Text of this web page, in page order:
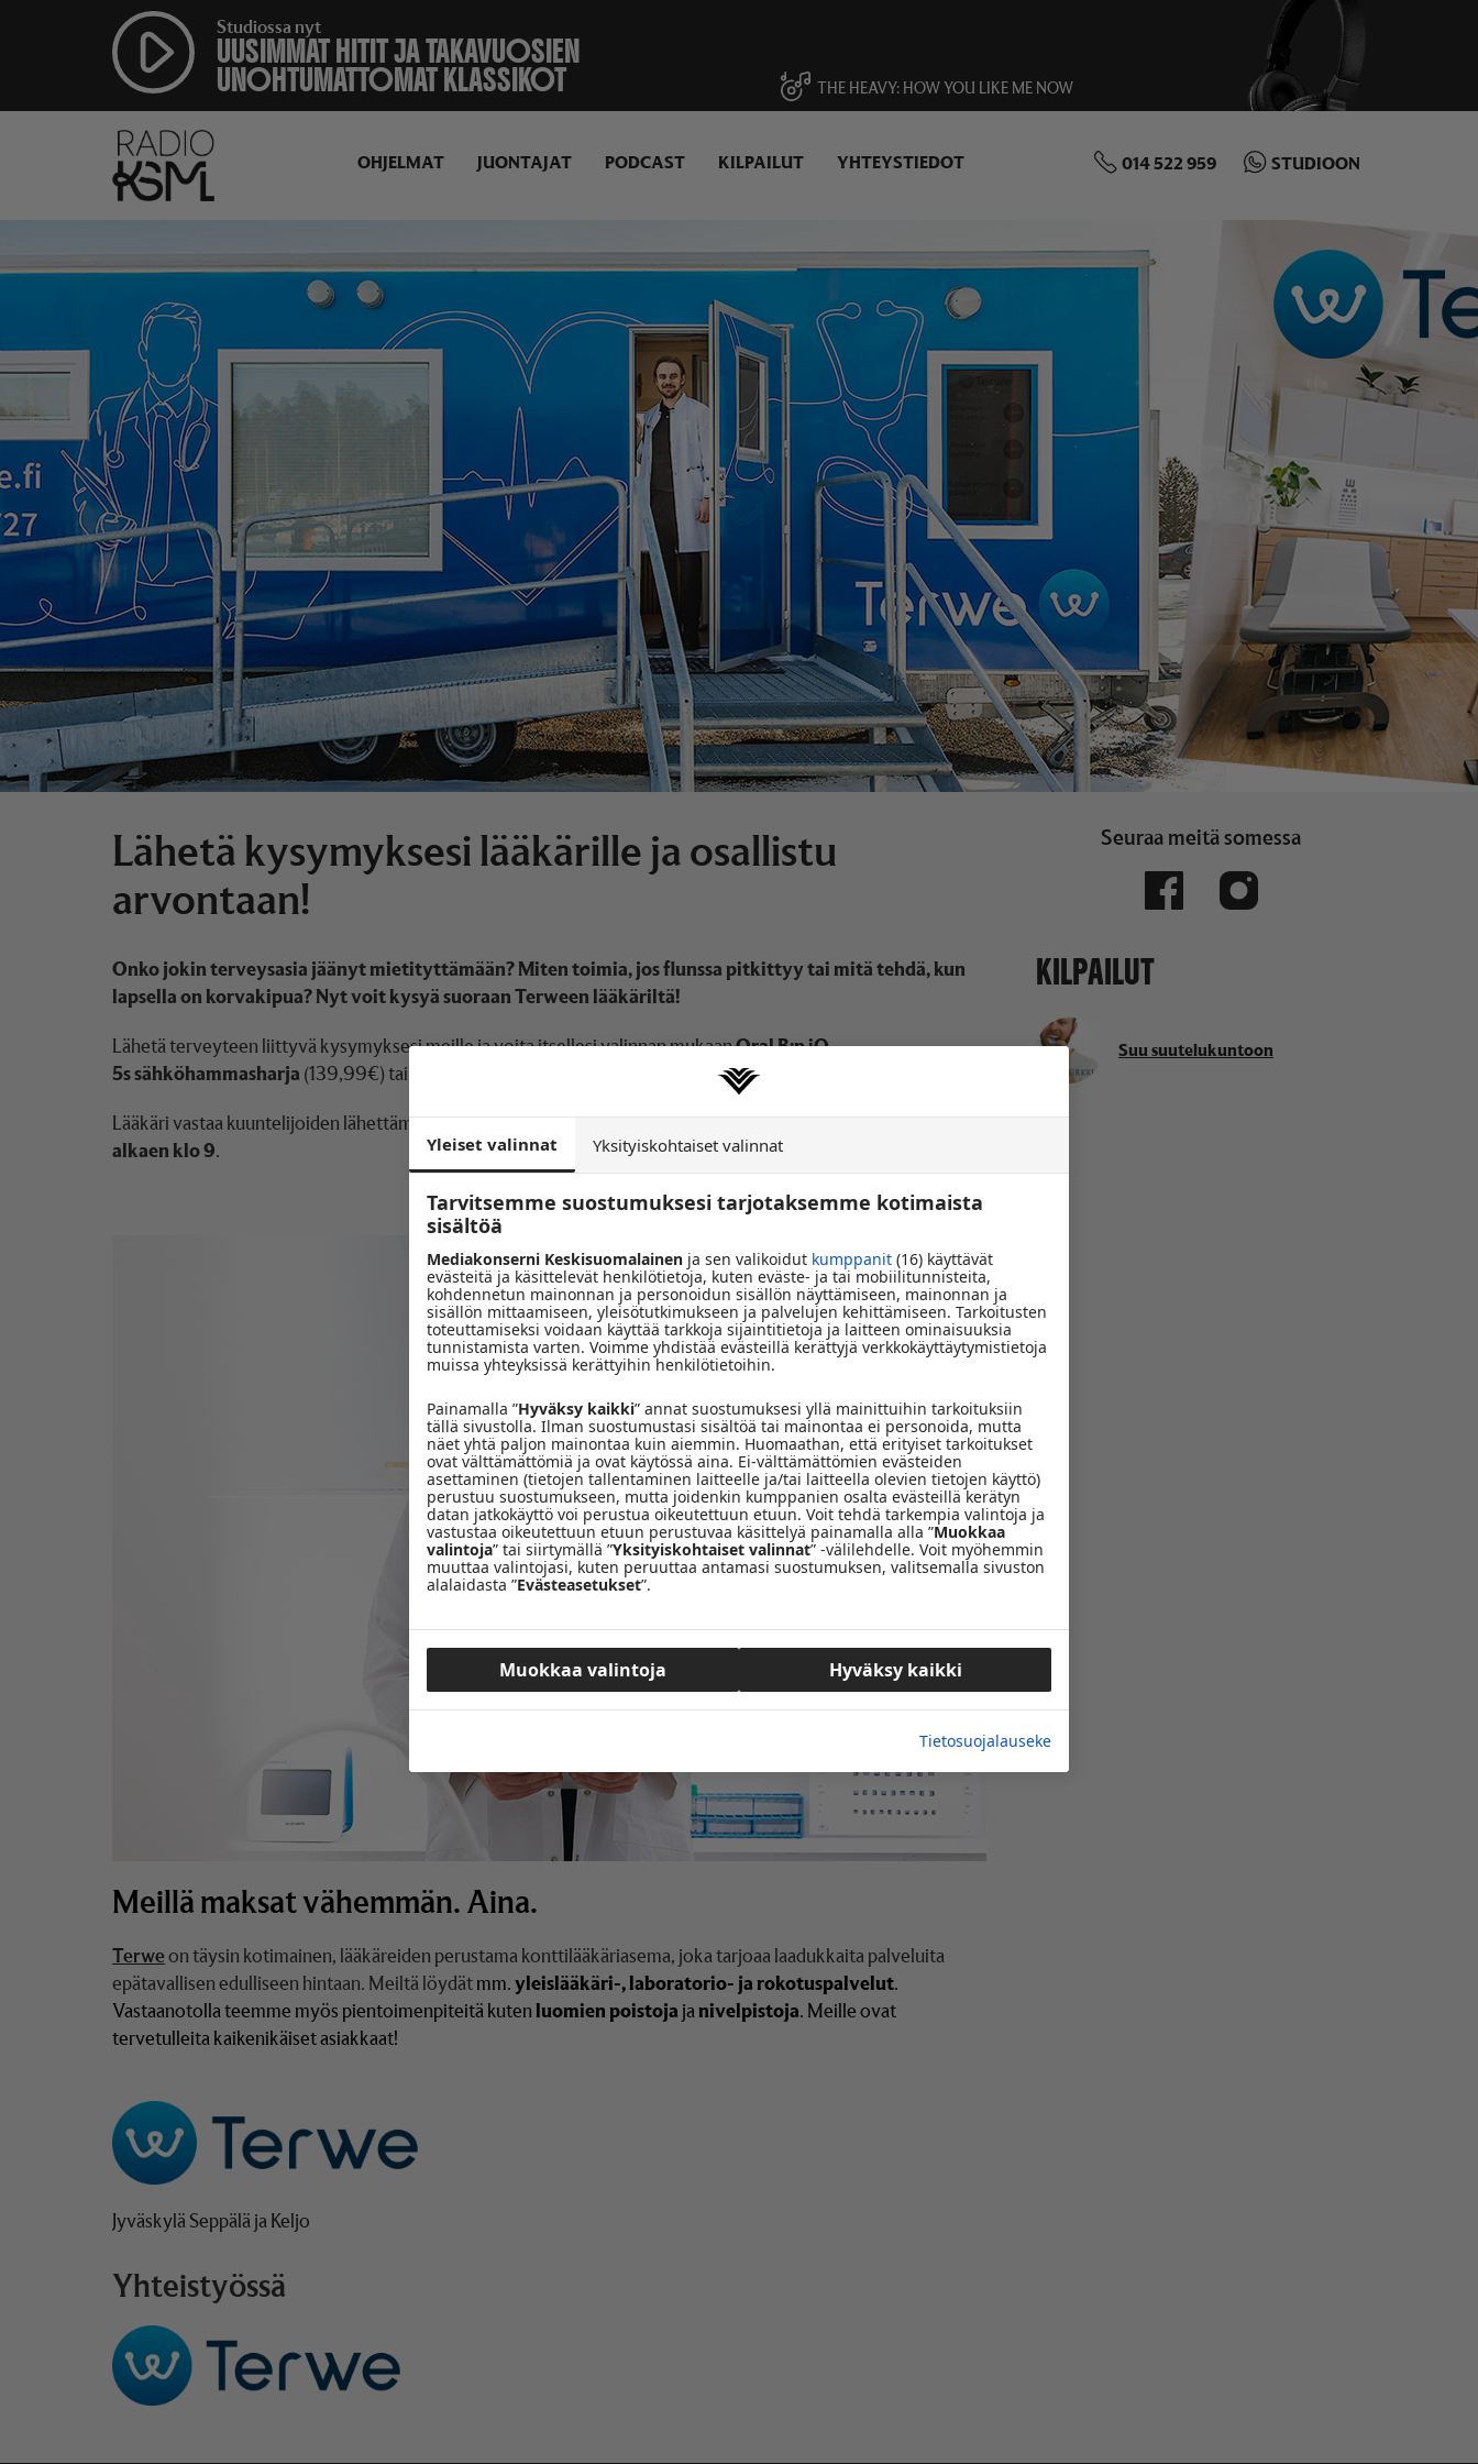
Studiossa nyt
UUSIMMAT HITIT JA TAKAVUOSIEN
UNOHTUMATTOMAT KLASSIKOT THE HEAVY HOW YOU LIKE ME NOW
OHJELMAT JUONTAJAT PODCAST KILPAILUT YHTEYSTIEDOT 014 522 959 STUDIOON
Lähetä kysymyksesi lääkärille ja osallistu
arvontaan!
Onko jokin terveysasia jäänyt mietityttämään? Miten toimia, jos flunssa pitkittyy tai mitä tehdä, kun
lapsella on korvakipua? Nyt voit kysyä suoraan Terween lääkäriltä!
Lähetä terveyteen liittyvä kysymyksesi meille ja voita itsellesi valinnan mukaanOral B:n iO
5s sähköhammasharja (139,99€) tai Miehen laaja laboratoriopaketti
Lääkäri vastaa kuuntelijoiden lähettämiin kysymyksiin Radio Keskisuomalaisen suorassa lähetyksessä25.11.
alkaen klo 9.
Meillä maksat vähemmän. Aina.
Terweon täysin kotimainen, lääkäreiden perustama konttilääkäriasema, joka tarjoaa laadukkaita palveluita
epätavallisen edulliseen hintaan. Meiltä löydätmm.yleislääkäri-, laboratorio- ja rokotuspalvelut.
Vastaanotolla teemme myös pientoimenpiteitä kutenluomien poistoja janivelpistoja. Meille ovat
tervetulleita kaikenikäiset asiakkaat!
Jyväskylä Seppälä ja Keljo
Yhteistyössä
Seuraa meitä somessa
KILPAILUT
Suu suutelukuntoon
Yleiset valinnat Yksityiskohtaiset valinnat
Tarvitsemme suostumuksesi tarjotaksemme kotimaista
sisältöä
Mediakonserni Keskisuomalainen ja sen valikoidut kumppanit (16) käyttävät
evästeitä ja käsittelevät henkilötietoja, kuten eväste- ja tai mobiilitunnisteita,
kohdennetun mainonnan ja personoidun sisällön näyttämiseen, mainonnan ja
sisällön mittaamiseen, yleisötutkimukseen ja palvelujen kehittämiseen. Tarkoitusten
toteuttamiseksi voidaan käyttää tarkkoja sijaintitietoja ja laitteen ominaisuuksia
tunnistamista varten. Voimme yhdistää evästeillä kerättyjä verkkokäyttäytymistietoja
muissa yhteyksissä kerättyihin henkilötietoihin.
Painamalla ”Hyväksy kaikki” annat suostumuksesi yllä mainittuihin tarkoituksiin
tällä sivustolla. Ilman suostumustasi sisältöä tai mainontaa ei personoida, mutta
näet yhtä paljon mainontaa kuin aiemmin. Huomaathan, että erityiset tarkoitukset
ovat välttämättömiä ja ovat käytössä aina. Ei-välttämättömien evästeiden
asettaminen (tietojen tallentaminen laitteelle ja/tai laitteella olevien tietojen käyttö)
perustuu suostumukseen, mutta joidenkin kumppanien osalta evästeillä kerätyn
datan jatkokäyttö voi perustua oikeutettuun etuun. Voit tehdä tarkempia valintoja ja
vastustaa oikeutettuun etuun perustuvaa käsittelyä painamalla alla ”Muokkaa
valintoja” tai siirtymällä ”Yksityiskohtaiset valinnat” -välilehdelle. Voit myöhemmin
muuttaa valintojasi, kuten peruuttaa antamasi suostumuksen, valitsemalla sivuston
alalaidasta ”Evästeasetukset”.
Hyväksy kaikki
Muokkaa valintoja
Tietosuojalauseke